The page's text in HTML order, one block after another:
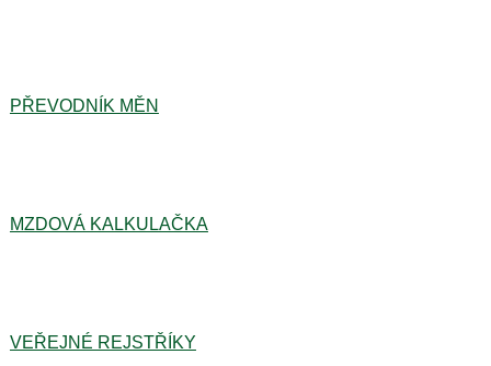
PŘEVODNÍK MĚN
MZDOVÁ KALKULAČKA
VEŘEJNÉ REJSTŘÍKY